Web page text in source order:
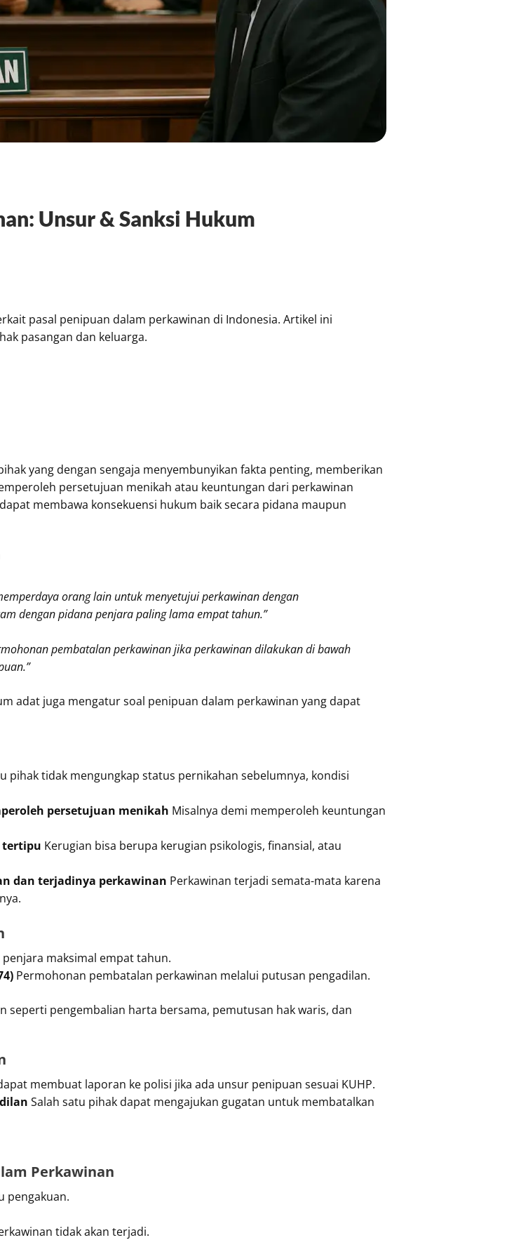
Unsur & Sanksi Hukum
pasal penipuan dalam perkawinan di Indonesia. Artikel ini
pasangan dan keluarga.
yang dengan sengaja menyembunyikan fakta penting, memberikan
persetujuan menikah atau keuntungan dari perkawinan
membawa konsekuensi hukum baik secara pidana maupun
orang lain untuk menyetujui perkawinan dengan
dengan pidana penjara paling lama empat tahun.”
pembatalan perkawinan jika perkawinan dilakukan di bawah
adat juga mengatur soal penipuan dalam perkawinan yang dapat
pihak tidak mengungkap status pernikahan sebelumnya, kondisi
persetujuan menikah Misalnya demi memperoleh keuntungan
tertipu Kerugian bisa berupa kerugian psikologis, finansial, atau
dan terjadinya perkawinan Perkawinan terjadi semata-mata karena
maksimal empat tahun.
Permohonan pembatalan perkawinan melalui putusan pengadilan.
seperti pengembalian harta bersama, pemutusan hak waris, dan
membuat laporan ke polisi jika ada unsur penipuan sesuai KUHP.
Salah satu pihak dapat mengajukan gugatan untuk membatalkan
Perkawinan
pengakuan.
tidak akan terjadi.